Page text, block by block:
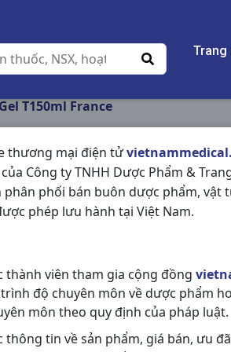
Trang
thương mại điện tử
Công ty TNHH Dược Phẩm &
phân phối bán buôn dược phẩm, vật
phép lưu hành tại Việt Nam.
thành viên tham gia cộng đồng
độ chuyên môn về dược phẩm
môn theo quy định của pháp luật.
thông tin về sản phẩm, giá bán, ưu
T150ml France
TEEN
NSX:France
Chia sẻ qua mạng